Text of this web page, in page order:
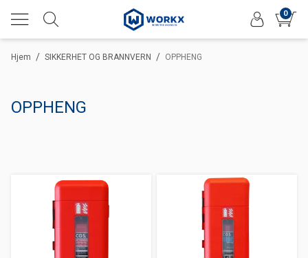
0
/
Hjem /
SIKKERHET OG BRANNVERN OPPHENG
OPPHENG